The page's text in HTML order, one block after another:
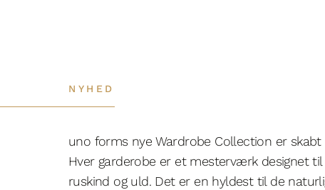
NYHED
uno forms nye Wardrobe Collection er
Hver garderobe er et mesterværk designet
ruskind og uld. Det er en hyldest til de